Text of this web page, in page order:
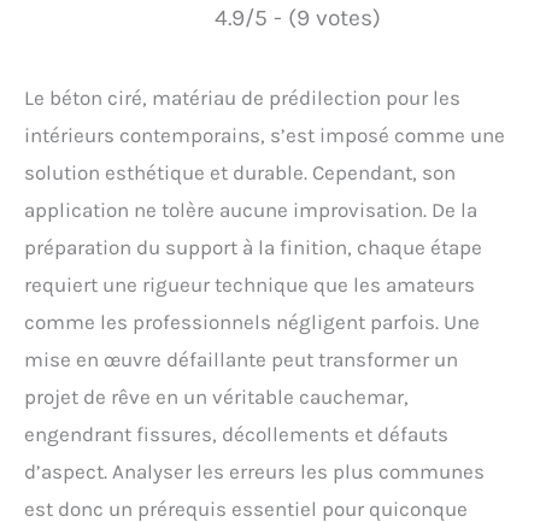
4.9/5 - (9 votes)
Le béton ciré, matériau de prédilection pour les
intérieurs contemporains, s’est imposé comme une
solution esthétique et durable. Cependant, son
application ne tolère aucune improvisation. De la
préparation du support à la finition, chaque étape
requiert une rigueur technique que les amateurs
comme les professionnels négligent parfois. Une
mise en œuvre défaillante peut transformer un
projet de rêve en un véritable cauchemar,
engendrant fissures, décollements et défauts
d’aspect. Analyser les erreurs les plus communes
est donc un prérequis essentiel pour quiconque